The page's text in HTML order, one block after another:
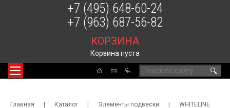
🔍
КОРЗИНА
Корзина пуста
+7 (495) 648-60-24
+7 (963) 687-56-82
Главная | Каталог | Элементы подвески |
WHITELINE